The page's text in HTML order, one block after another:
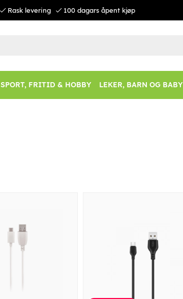
Rask levering 100 dagars åpent kjøp
SPORT, FRITID & HOBBY LEKER, BARN OG BABY